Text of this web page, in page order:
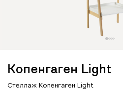
Копенгаген Light
Стеллаж Копенгаген Light